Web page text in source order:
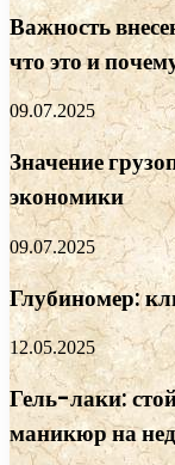
Важность
что это и
09.07.2025
Значение
экономики
09.07.2025
Глубиномер:
12.05.2025
Гель-лаки:
маникюр на